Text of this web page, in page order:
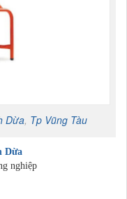
Dừa, Tp Vũng Tàu
Dừa
nghiệp